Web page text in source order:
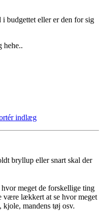
budgettet eller er den for sig
hehe..
indlæg
bryllup eller snart skal der
meget de forskellige ting
være lækkert at se hvor meget
mandens tøj osv.